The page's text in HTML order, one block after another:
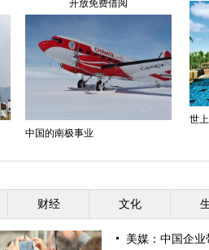
开放免费借阅
中国的南极事业
世
财经 文化
美媒：中国企